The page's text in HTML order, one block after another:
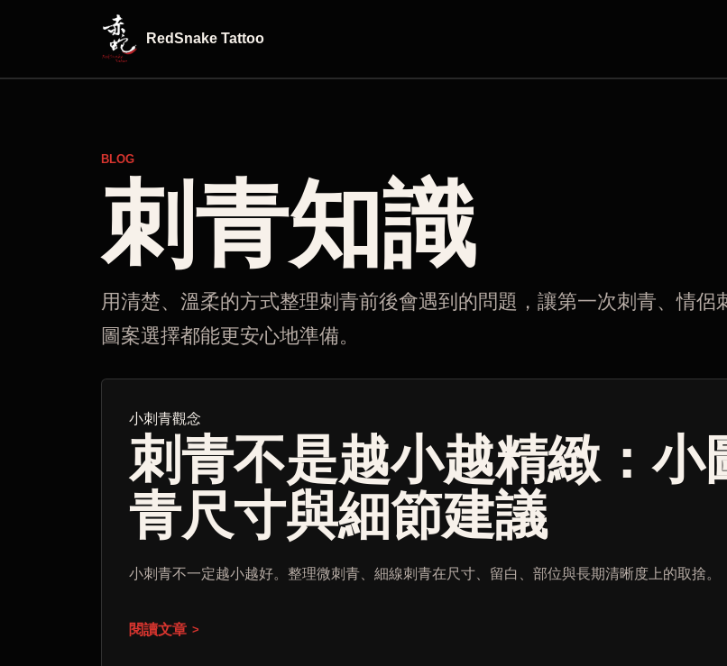
RedSnake Tattoo
BLOG
刺青知識
用清楚、溫柔的方式整理刺青前後會遇到的問題，讓第一次刺青、情侶
圖案選擇都能更安心地準備。
小刺青觀念
刺青不是越小越精緻：小
青尺寸與細節建議
小刺青不一定越小越好。整理微刺青、細線刺青在尺寸、留白、部位與長期清晰度上的取捨。
閱讀文章